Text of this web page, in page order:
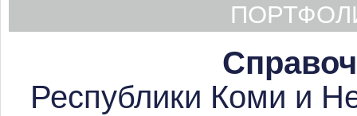
Республики Коми и